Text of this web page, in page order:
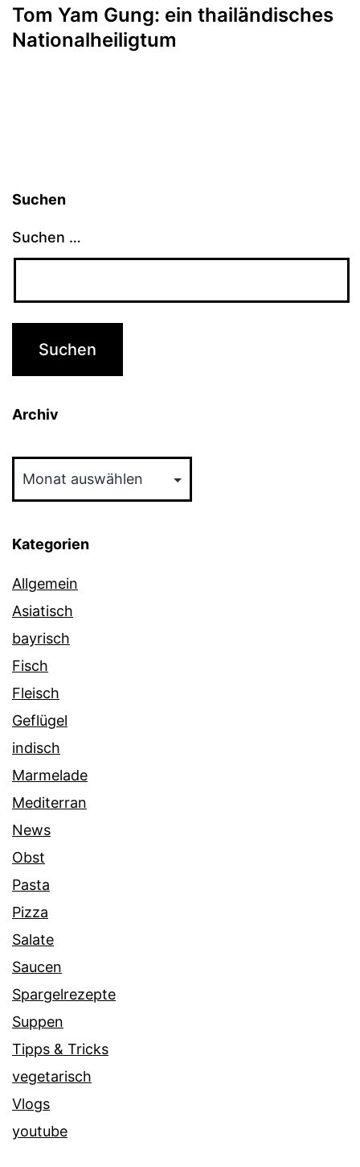
Tom Yam Gung: ein thailändisches
Nationalheiligtum
Suchen
Suchen …
Archiv
Kategorien
Allgemein
Asiatisch
bayrisch
Fisch
Fleisch
Geflügel
indisch
Marmelade
Mediterran
News
Obst
Pasta
Pizza
Salate
Saucen
Spargelrezepte
Suppen
Tipps & Tricks
vegetarisch
Vlogs
youtube